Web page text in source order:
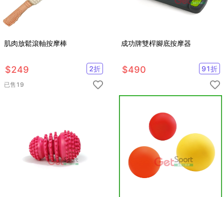
肌肉放鬆滾軸按摩棒
$249 2折
已售 19
成功牌雙桿腳底按摩器
$490 91折